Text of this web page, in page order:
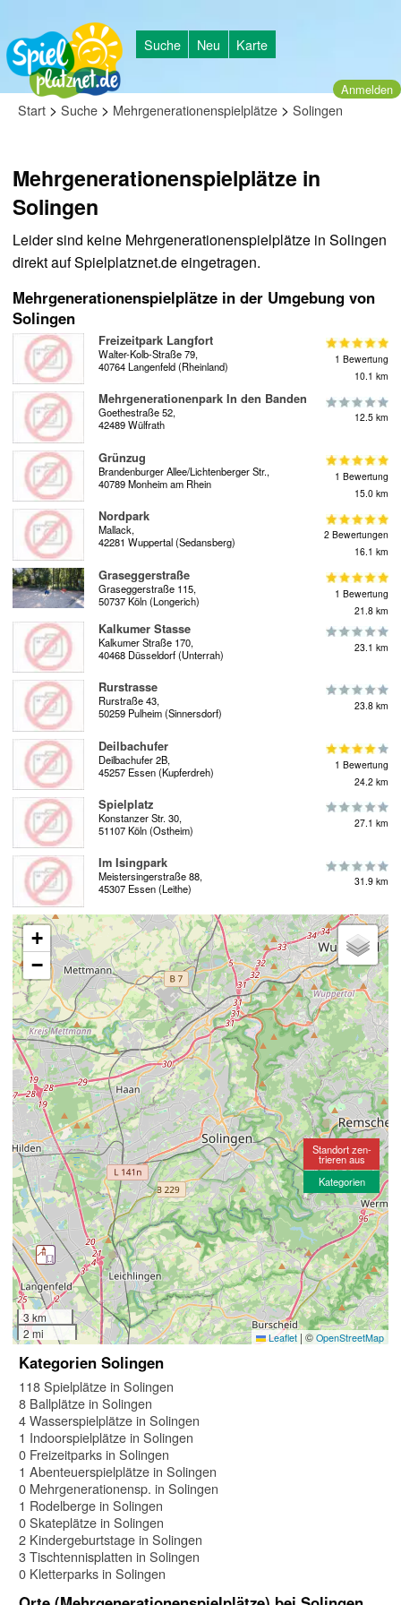
Suche Neu Karte
Anmelden
Start > Suche > Mehrgenerationenspielplätze > Solingen
Mehrgenerationenspielplätze in
Solingen
Leider sind keine Mehrgenerationenspielplätze in Solingen
direkt auf Spielplatznet.de eingetragen.
Mehrgenerationenspielplätze in der Umgebung von
Solingen
Freizeitpark Langfort
Walter-Kolb-Straße 79,
40764 Langenfeld (Rheinland)
1 Bewertung
10.1 km
Mehrgenerationenpark In den Banden
Goethestraße 52,
42489 Wülfrath
12.5 km
Grünzug
Brandenburger Allee/Lichtenberger Str.,
40789 Monheim am Rhein
1 Bewertung
15.0 km
Nordpark
Mallack,
42281 Wuppertal (Sedansberg)
2 Bewertungen
16.1 km
Graseggerstraße
Graseggerstraße 115,
50737 Köln (Longerich)
1 Bewertung
21.8 km
Kalkumer Stasse
Kalkumer Straße 170,
40468 Düsseldorf (Unterrah)
23.1 km
Rurstrasse
Rurstraße 43,
50259 Pulheim (Sinnersdorf)
23.8 km
Deilbachufer
Deilbachufer 2B,
45257 Essen (Kupferdreh)
1 Bewertung
24.2 km
Spielplatz
Konstanzer Str. 30,
51107 Köln (Ostheim)
27.1 km
Im Isingpark
Meistersingerstraße 88,
45307 Essen (Leithe)
31.9 km
+
−
3 km
2 mi
Leaflet | © OpenStreetMap
Standort zen-
trieren aus
Kategorien
Kategorien Solingen
118 Spielplätze in Solingen
8 Ballplätze in Solingen
4 Wasserspielplätze in Solingen
1 Indoorspielplätze in Solingen
0 Freizeitparks in Solingen
1 Abenteuerspielplätze in Solingen
0 Mehrgenerationensp. in Solingen
1 Rodelberge in Solingen
0 Skateplätze in Solingen
2 Kindergeburtstage in Solingen
3 Tischtennisplatten in Solingen
0 Kletterparks in Solingen